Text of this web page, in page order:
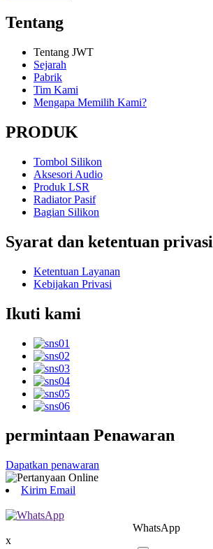
Tentang
Tentang JWT
Sejarah
Pabrik
Tim Kami
Mengapa Memilih Kami?
PRODUK
Tombol Silikon
Aksesori Audio
Produk LSR
Radiator Pasif
Bagian Silikon
Syarat dan ketentuan privasi
Ketentuan Layanan
Kebijakan Privasi
Ikuti kami
permintaan Penawaran
Dapatkan penawaran
Kirim Email
WhatsApp
x